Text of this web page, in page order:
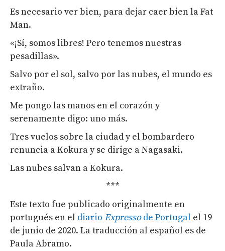
Es necesario ver bien, para dejar caer bien la Fat
Man.
«¡Sí, somos libres! Pero tenemos nuestras
pesadillas».
Salvo por el sol, salvo por las nubes, el mundo es
extraño.
Me pongo las manos en el corazón y
serenamente digo: uno más.
Tres vuelos sobre la ciudad y el bombardero
renuncia a Kokura y se dirige a Nagasaki.
Las nubes salvan a Kokura.
***
Este texto fue publicado originalmente en
portugués en el diario Expressode Portugal el 19
de junio de 2020. La traducción al español es de
Paula Abramo.